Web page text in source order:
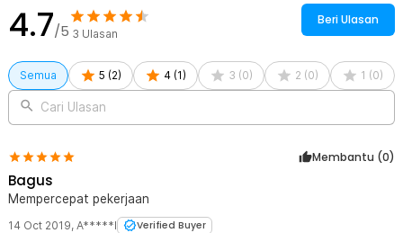
4.7/5 3 Ulasan
Beri Ulasan
Semua 5 (2) 4 (1 ) 3 (0) 2 (0) 1 (0)
Cari Ulasan
Membantu (0)
Bagus
Mempercepat pekerjaan
14 Oct 2019, A*****l Verified Buyer